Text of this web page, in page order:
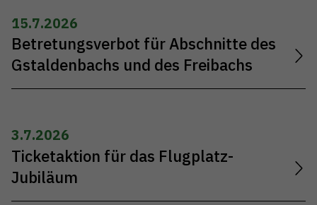
15.7.2026
Betretungsverbot für Abschnitte des
Gstaldenbachs und des Freibachs
3.7.2026
Ticketaktion für das Flugplatz-
Jubiläum